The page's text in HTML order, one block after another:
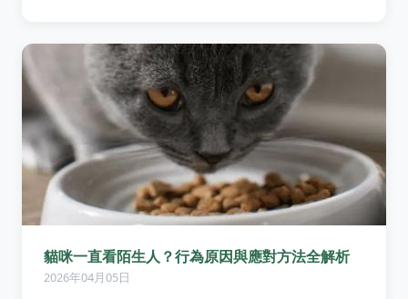
貓咪一直看陌生人？行為原因與應對方法全解析
2026年04月05日